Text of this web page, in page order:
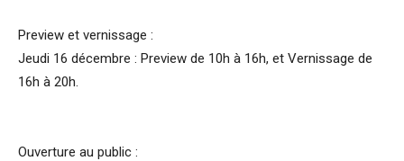
Preview et vernissage :
Jeudi 16 décembre : Preview de 10h à 16h, et Vernissage de
16h à 20h.
Ouverture au public :